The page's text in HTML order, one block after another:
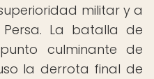
militar y a
La batalla de
culminante de
la derrota final de